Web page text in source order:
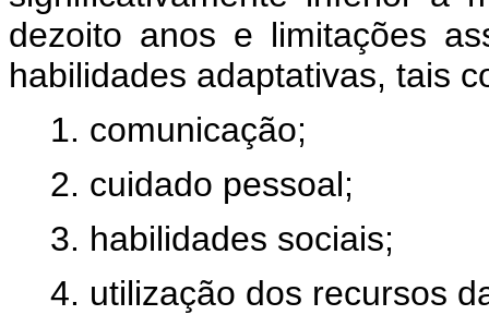
dezoito anos e limitações
habilidades adaptativas, tais
1. comunicação;
2. cuidado pessoal;
3. habilidades sociais;
4. utilização dos recursos